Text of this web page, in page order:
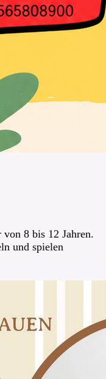
8 bis 12 Jahren.
und spielen